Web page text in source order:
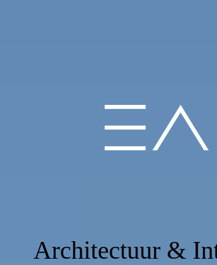
Architectuur &